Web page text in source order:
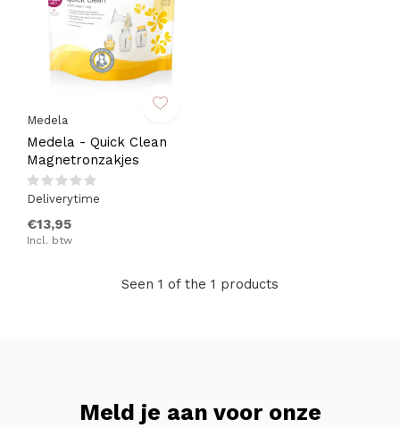
Medela
Medela - Quick Clean
Magnetronzakjes
Deliverytime
€13,95
Incl. btw
Seen 1 of the 1 products
Meld je aan voor onze